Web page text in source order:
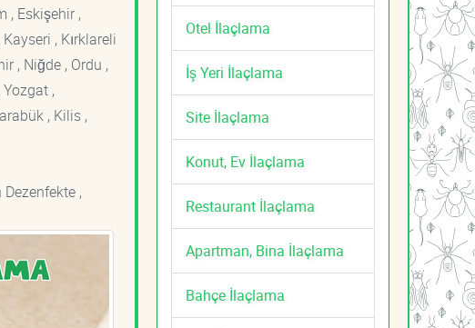
, Eskişehir ,
, Kırklareli
, Niğde , Ordu ,
,
, Kilis ,
,
Otel İlaçlama
İş Yeri İlaçlama
Site İlaçlama
Konut, Ev İlaçlama
Restaurant İlaçlama
Apartman, Bina İlaçlama
Bahçe İlaçlama